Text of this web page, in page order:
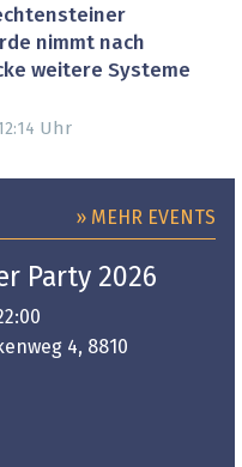
nimmt nach
weitere Systeme
Uhr
» MEHR EVENTS
Party 2026
4, 8810